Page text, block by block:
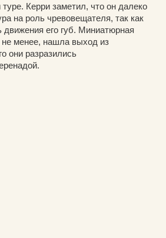
Керри заметил, что он далеко
на роль чревовещателя, так как
движения его губ. Миниатюрная
менее, нашла выход из
они разразились